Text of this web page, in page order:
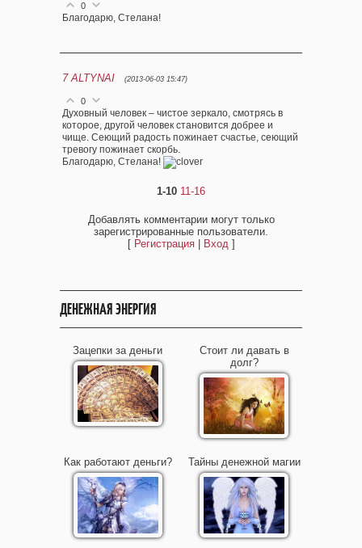
0
Благодарю, Стелана!
7 ALTYNAI (2013-06-03 15:47)
0
Духовный человек – чистое зеркало, смотрясь в
которое, другой человек становится добрее и
чище. Сеющий радость пожинает счастье, сеющий
тревогу пожинает скорбь.
Благодарю, Стелана!
1-10 11-16
Добавлять комментарии могут только
зарегистрированные пользователи.
[ Регистрация| Вход]
ДЕНЕЖНАЯ ЭНЕРГИЯ
Зацепки за деньги
Стоит ли давать в
долг?
Как работают деньги? Тайны денежной магии